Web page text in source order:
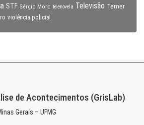
STF Sérgio Moro telenovela Televisão Temer
violência policial
de Acontecimentos (GrisLab)
Gerais – UFMG